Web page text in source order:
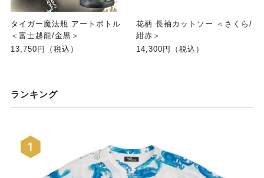
タイガー魔法瓶 アートボトル
＜富士越龍/金黒＞
13,750円（税込）
花柄 長袖カットソー ＜さくら/
紺赤＞
14,300円（税込）
ランキング